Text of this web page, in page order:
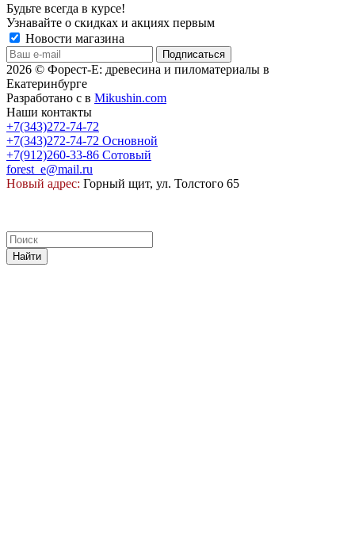
Будьте всегда в курсе!
Узнавайте о скидках и акциях первым
Новости магазина
2026 © Форест-Е: древесина и пиломатериалы в
Екатеринбурге
Разработано с в Mikushin.com
Наши контакты
+7(343)272-74-72
+7(343)272-74-72 Основной
+7(912)260-33-86 Сотовый
forest_e@mail.ru
Новый адрес: Горный щит, ул. Толстого 65
Найти